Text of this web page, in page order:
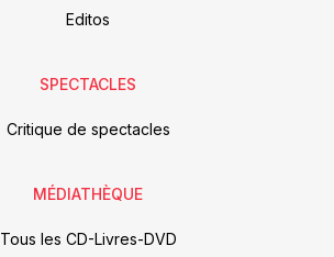
Editos
SPECTACLES
Critique de spectacles
MÉDIATHÈQUE
Tous les CD-Livres-DVD